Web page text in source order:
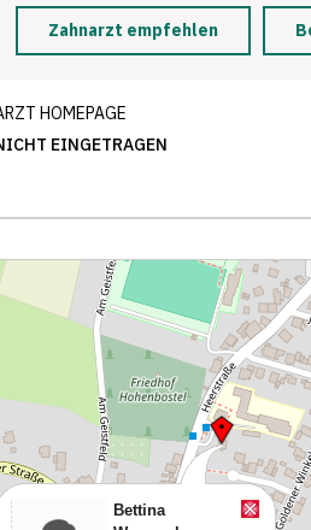
Zahnarzt empfehlen
HOMEPAGE
EINGETRAGEN